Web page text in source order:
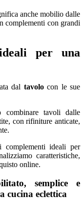
anche mobilio dalle
complementi con grandi
per una
dal tavolocon le sue
combinare tavoli dalle
con rifiniture anticate,
ideali per
caratteristiche,
online.
semplice e
cucina eclettica